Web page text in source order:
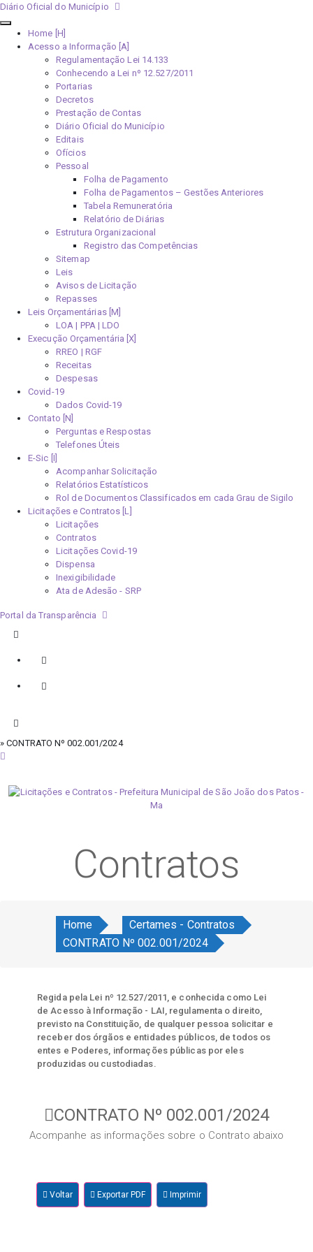
Diário Oficial do Município
Home [H]
Acesso a Informação [A]
Regulamentação Lei 14.133
Conhecendo a Lei nº 12.527/2011
Portarias
Decretos
Prestação de Contas
Diário Oficial do Município
Editais
Ofícios
Pessoal
Folha de Pagamento
Folha de Pagamentos – Gestões Anteriores
Tabela Remuneratória
Relatório de Diárias
Estrutura Organizacional
Registro das Competências
Sitemap
Leis
Avisos de Licitação
Repasses
Leis Orçamentárias [M]
LOA | PPA | LDO
Execução Orçamentária [X]
RREO | RGF
Receitas
Despesas
Covid-19
Dados Covid-19
Contato [N]
Perguntas e Respostas
Telefones Úteis
E-Sic [I]
Acompanhar Solicitação
Relatórios Estatísticos
Rol de Documentos Classificados em cada Grau de Sigilo
Licitações e Contratos [L]
Licitações
Contratos
Licitações Covid-19
Dispensa
Inexigibilidade
Ata de Adesão - SRP
Portal da Transparência
» CONTRATO Nº 002.001/2024
Contratos
Home
Certames - Contratos
CONTRATO Nº 002.001/2024
Regida pela Lei nº 12.527/2011, e conhecida como Lei
de Acesso à Informação - LAI, regulamenta o direito,
previsto na Constituição, de qualquer pessoa solicitar e
receber dos órgãos e entidades públicos, de todos os
entes e Poderes, informações públicas por eles
produzidas ou custodiadas.
CONTRATO Nº 002.001/2024
Acompanhe as informações sobre o Contrato abaixo
Voltar Exportar PDF Imprimir